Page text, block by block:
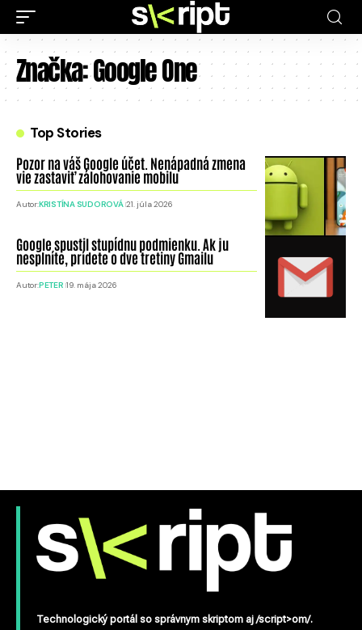
Značka:Google One
Top Stories
Pozor na váš Google účet. Nenápadná zmena
vie zastaviť zálohovanie mobilu
Autor:KRISTÍNA SUDOROVÁ 21. júla 2026
Google spustil stupídnu podmienku. Ak ju
nesplníte, prídete o dve tretiny Gmailu
Autor:PETER 19. mája 2026
Technologický portál so správnym skriptom aj /script>om/.